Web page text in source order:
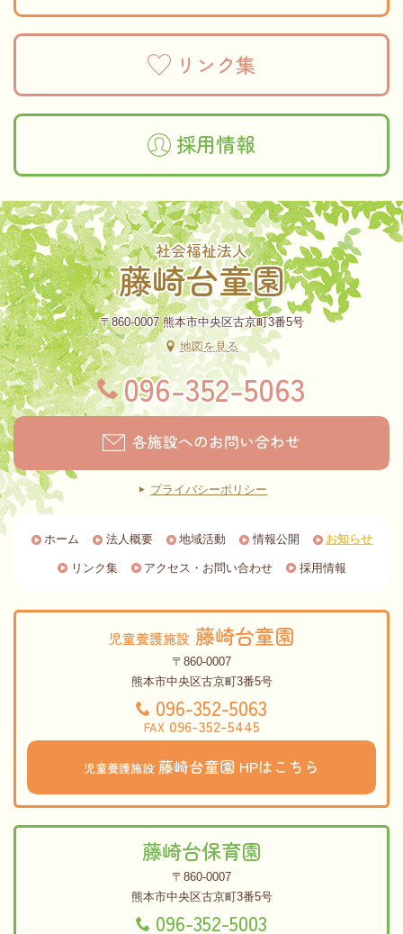
リンク集
採用情報
社会福祉法人
藤崎台童園
〒860-0007 熊本市中央区古京町3番5号
地図を見る
096-352-5063
各施設へのお問い合わせ
プライバシーポリシー
ホーム 法人概要 地域活動 情報公開 お知らせ
リンク集 アクセス・お問い合わせ 採用情報
児童養護施設 藤崎台童園
〒860-0007
熊本市中央区古京町3番5号
096-352-5063
FAX096-352-5445
児童養護施設藤崎台童園 HPはこちら
藤崎台保育園
〒860-0007
熊本市中央区古京町3番5号
096-352-5003